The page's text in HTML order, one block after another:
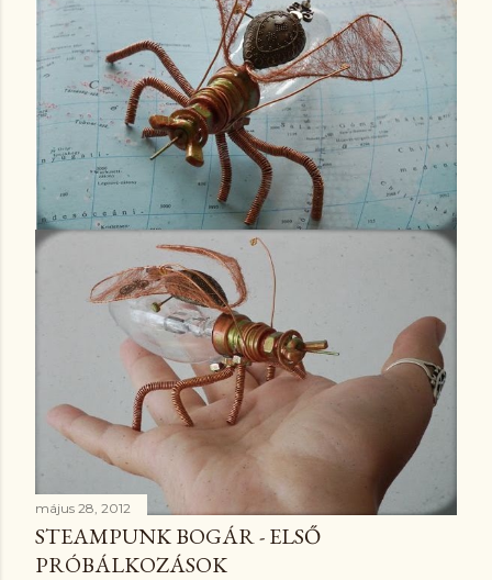
május 28, 2012
STEAMPUNK BOGÁR - ELSŐ
PRÓBÁLKOZÁSOK